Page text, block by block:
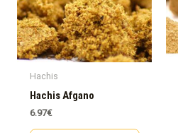
Hachis
Hachis Afgano
6.97€